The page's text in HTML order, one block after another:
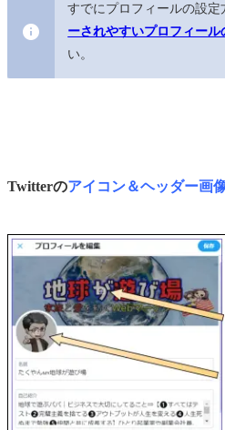
すでにプロフィールの設定
ーされやすいプロフィール
い。
Twitterのアイコン＆ヘッダー画